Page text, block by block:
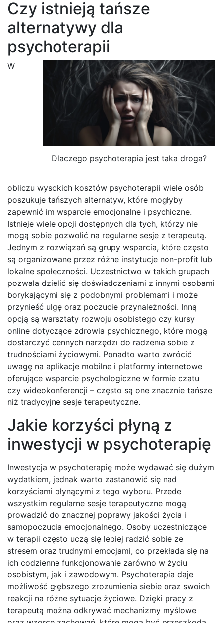
Czy istnieją tańsze
alternatywy dla
psychoterapii
Dlaczego psychoterapia jest taka droga?
W
obliczu wysokich kosztów psychoterapii wiele osób
poszukuje tańszych alternatyw, które mogłyby
zapewnić im wsparcie emocjonalne i psychiczne.
Istnieje wiele opcji dostępnych dla tych, którzy nie
mogą sobie pozwolić na regularne sesje z terapeutą.
Jednym z rozwiązań są grupy wsparcia, które często
są organizowane przez różne instytucje non-profit lub
lokalne społeczności. Uczestnictwo w takich grupach
pozwala dzielić się doświadczeniami z innymi osobami
borykającymi się z podobnymi problemami i może
przynieść ulgę oraz poczucie przynależności. Inną
opcją są warsztaty rozwoju osobistego czy kursy
online dotyczące zdrowia psychicznego, które mogą
dostarczyć cennych narzędzi do radzenia sobie z
trudnościami życiowymi. Ponadto warto zwrócić
uwagę na aplikacje mobilne i platformy internetowe
oferujące wsparcie psychologiczne w formie czatu
czy wideokonferencji – często są one znacznie tańsze
niż tradycyjne sesje terapeutyczne.
Jakie korzyści płyną z
inwestycji w psychoterapię
Inwestycja w psychoterapię może wydawać się dużym
wydatkiem, jednak warto zastanowić się nad
korzyściami płynącymi z tego wyboru. Przede
wszystkim regularne sesje terapeutyczne mogą
prowadzić do znacznej poprawy jakości życia i
samopoczucia emocjonalnego. Osoby uczestniczące
w terapii często uczą się lepiej radzić sobie ze
stresem oraz trudnymi emocjami, co przekłada się na
ich codzienne funkcjonowanie zarówno w życiu
osobistym, jak i zawodowym. Psychoterapia daje
możliwość głębszego zrozumienia siebie oraz swoich
reakcji na różne sytuacje życiowe. Dzięki pracy z
terapeutą można odkrywać mechanizmy myślowe